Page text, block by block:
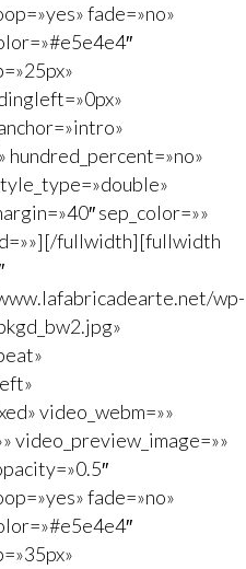
fade=»no»
hundred_percent=»no»
sep_color=»»
fullwidth][fullwidth
wp-
video_webm=»»
video_preview_image=»»
fade=»no»